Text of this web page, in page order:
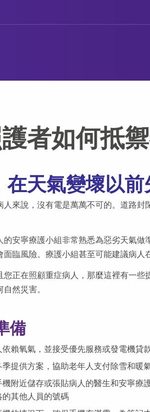
者如何抵
天氣變壞以前
人來說，沒有電是萬萬不可的。道路
的安寧療護小組非常熟悉為惡劣天氣
臨風險。療護小組甚至可能建議病人
您正在照顧重症病人，那麼這裡有一
然災害。
備
賴氧氣，並接受優先服務或發電機貸
提供方案，協助老年人支付除雪和暖氣
附近儲存或張貼病人的醫生和安寧
其他人員的號碼